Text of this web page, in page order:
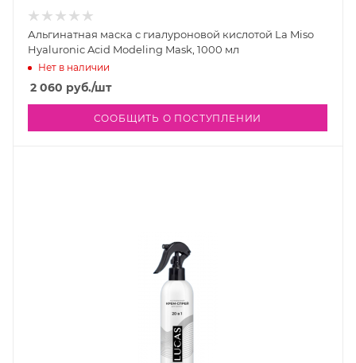
Альгинатная маска с гиалуроновой кислотой La Miso
Hyaluronic Acid Modeling Mask, 1000 мл
Нет в наличии
2 060 руб./шт
СООБЩИТЬ О ПОСТУПЛЕНИИ